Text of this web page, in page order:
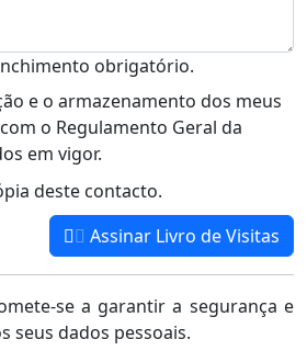
obrigatório.
e o armazenamento dos meus
o Regulamento Geral da
em vigor.
deste contacto.
Assinar Livro de Visitas
se a garantir a segurança e
seus dados pessoais.